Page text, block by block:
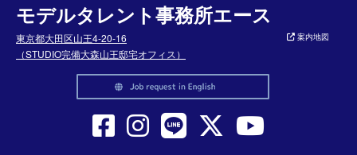
モデルタレント事務所エース
東京都大田区山王4-20-16
（STUDIO完備大森山王邸宅オフィス）
案内地図